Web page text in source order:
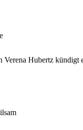
Verena Hubertz kündigt